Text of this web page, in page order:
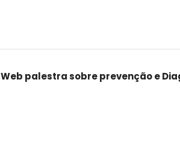
Web palestra sobre prevenção e